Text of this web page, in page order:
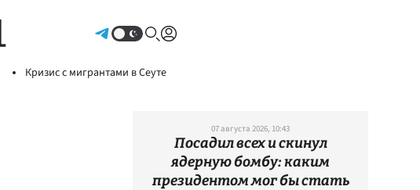
Кризис с мигрантами в Сеуте
07 августа 2026, 10:43
Посадил всех и скинул
ядерную бомбу: каким
президентом мог бы стать